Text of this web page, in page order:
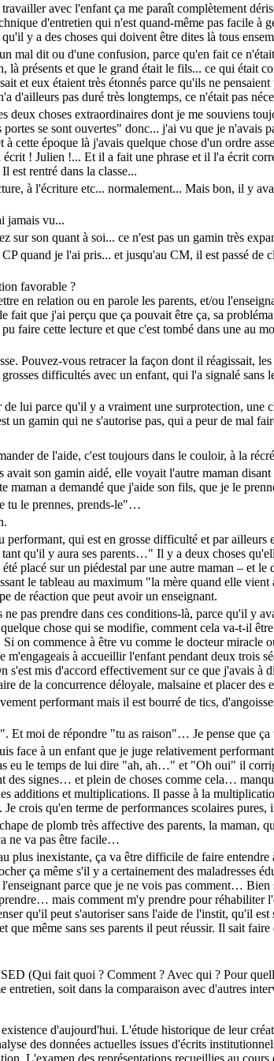
avec l'enfant ça me paraît complètement
d'entretien qui n'est quand-même pas facile à
y a des choses qui doivent être dites là tous
mal dit ou d'une confusion, parce qu'en fait ce
présents et que le grand était le fils... ce qui était
et eux étaient très étonnés parce qu'ils ne
d'ailleurs pas duré très longtemps, ce n'était pas
deux choses extraordinaires dont je me souviens
se sont ouvertes" donc... j'ai vu que je n'avais
cette époque là j'avais quelque chose d'un ordre
! Julien !... Et il a fait une phrase et il l'a écrit
est rentré dans la classe...
à l'écriture etc... normalement... Mais bon, il y
jamais vu...
sur son quant à soi... ce n'est pas un gamin très
quand je l'ai pris... et jusqu'au CM, il est passé de
favorable ?
en relation ou en parole les parents, et/ou
que j'ai perçu que ça pouvait être ça, sa
faire cette lecture et que c'est tombé dans une au
Pouvez-vous retracer la façon dont il réagissait,
difficultés avec un enfant, qui l'a signalé sans
lui parce qu'il y a vraiment une surprotection, une
gamin qui ne s'autorise pas, qui a peur de mal
de l'aide, c'est toujours dans le couloir, à la
avait son gamin aidé, elle voyait l'autre maman
maman a demandé que j'aide son fils, que je le
tu le prennes, prends-le"…
performant, qui est en grosse difficulté et par
qu'il y aura ses parents…" Il y a deux choses
placé sur un piédestal par une autre maman – et
le tableau au maximum "la mère quand elle
de réaction que peut avoir un enseignant.
pas prendre dans ces conditions-là, parce qu'il
chose qui se modifie, comment cela va-t-il
on commence à être vu comme le docteur
à accueillir l'enfant pendant deux trois
mis d'accord effectivement sur ce que j'avais à
de la concurrence déloyale, malsaine et placer
performant mais il est bourré de tics,
Et moi de répondre "tu as raison"… Je pense que
face à un enfant que je juge relativement
eu le temps de lui dire "ah, ah…" et "Oh oui" il
signes… et plein de choses comme cela…
additions et multiplications. Il passe à la
qu'en terme de performances scolaires pures,
de plomb très affective des parents, la maman,
ne va pas être facile…
plus inexistante, ça va être difficile de faire
ça même s'il y a certainement des maladresses
parce que je ne vois pas comment…
mais comment m'y prendre pour
qu'il peut s'autoriser sans l'aide de l'instit, qu'il
même sans ses parents il peut réussir. Il sait faire
(Qui fait quoi ? Comment ? Avec qui ? Pour
soit dans la comparaison avec d'autres
d'aujourd'hui. L'étude historique de leur
des données actuelles issues d'écrits
L'examen des représentations recueillies au